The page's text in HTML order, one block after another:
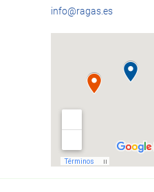
info@ragas.es